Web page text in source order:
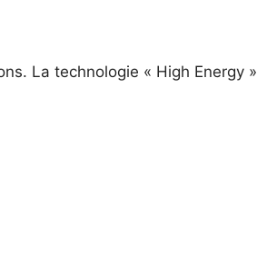
La technologie « High Energy »